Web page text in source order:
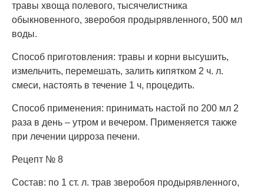
травы хвоща полевого, тысячелистника
обыкновенного, зверобоя продырявленного, 500 мл
воды.
Способ приготовления: травы и корни высушить,
измельчить, перемешать, залить кипятком 2 ч. л.
смеси, настоять в течение 1 ч, процедить.
Способ применения: принимать настой по 200 мл 2
раза в день – утром и вечером. Применяется также
при лечении цирроза печени.
Рецепт № 8
Состав: по 1 ст. л. трав зверобоя продырявленного,